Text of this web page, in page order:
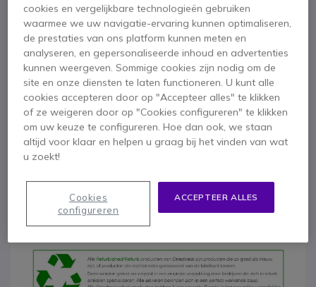
10 functie toetsen
40 programeerbare toetsen
Teclado alfábetico
Producto reacondicionado
Toon meer
Meegeleverd in de doos
Alacatel 4038 Telefoon
Productbeschrijving
cookies en vergelijkbare technologieën gebruiken
waarmee we uw navigatie-ervaring kunnen optimaliseren,
de prestaties van ons platform kunnen meten en
analyseren, en gepersonaliseerde inhoud en advertenties
kunnen weergeven. Sommige cookies zijn nodig om de
site en onze diensten te laten functioneren. U kunt alle
cookies accepteren door op "Accepteer alles" te klikken
of ze weigeren door op "Cookies configureren" te klikken
om uw keuze te configureren. Hoe dan ook, we staan
altijd voor klaar en helpen u graag bij het vinden van wat
u zoekt!
ACCEPTEER ALLES
Cookies
configureren